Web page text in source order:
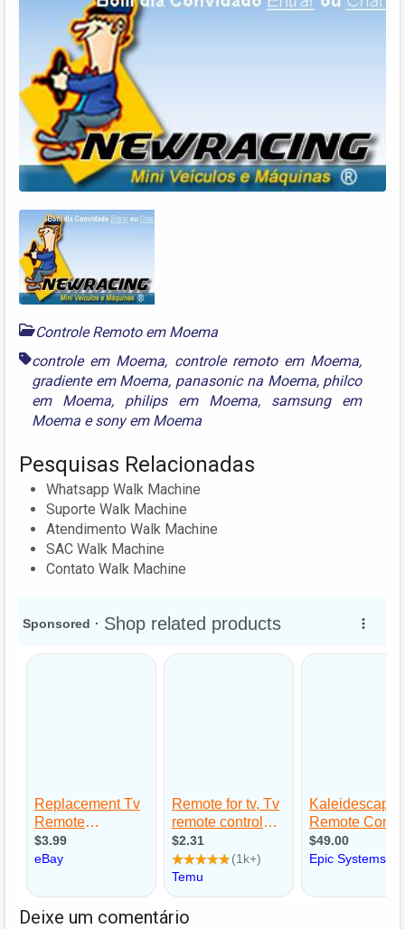
Controle Remoto em Moema
controle em Moema, controle remoto em Moema,
gradiente em Moema, panasonic na Moema, philco
em Moema, philips em Moema, samsung em
Moema esony em Moema
Pesquisas Relacionadas
Whatsapp Walk Machine
Suporte Walk Machine
Atendimento Walk Machine
SAC Walk Machine
Contato Walk Machine
Deixe um comentário